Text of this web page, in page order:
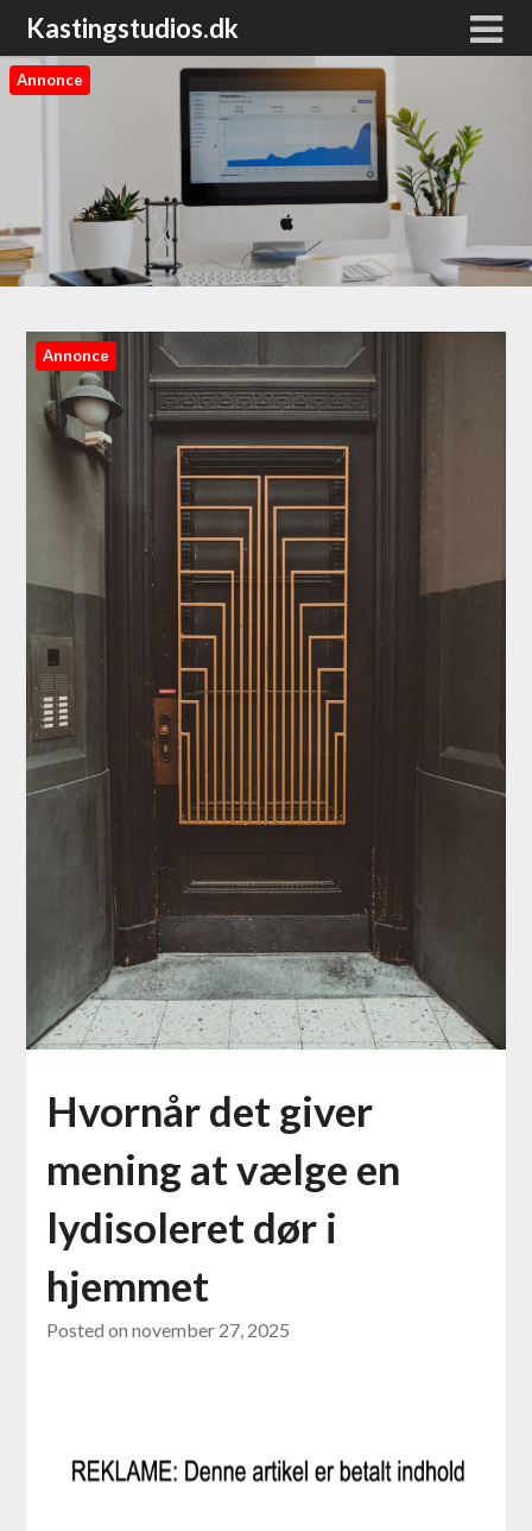
Kastingstudios.dk
Annonce
Annonce
Hvornår det giver
mening at vælge en
lydisoleret dør i
hjemmet
Posted on november 27, 2025